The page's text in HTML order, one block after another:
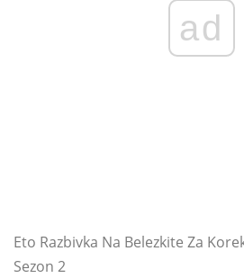
ad
Eto Razbivka Na Belezkite Za
Sezon 2